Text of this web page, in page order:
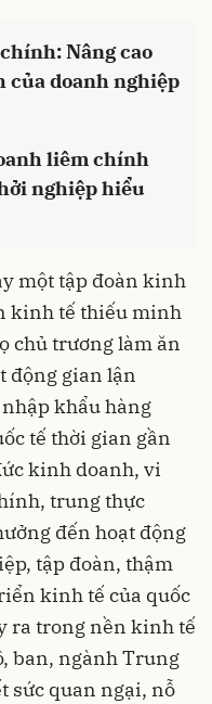
Nâng cao
của doanh nghiệp
liêm chính
nghiệp hiểu
một tập đoàn kinh
kinh tế thiếu minh
chủ trương làm ăn
động gian lận
khẩu hàng
tế thời gian gần
kinh doanh, vi
trung thực
đến hoạt động
tập đoàn, thậm
kinh tế của quốc
ra trong nền kinh tế
ban, ngành Trung
sức quan ngại, nỗ